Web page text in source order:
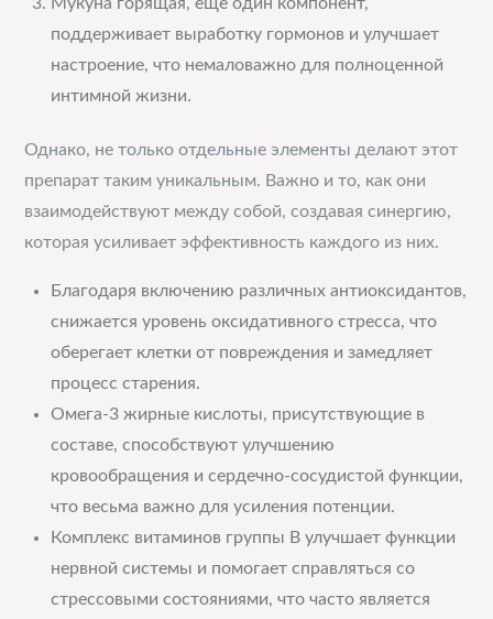
поддерживает выработку гормонов и улучшает
настроение, что немаловажно для полноценной
интимной жизни.
Однако, не только отдельные элементы делают этот
препарат таким уникальным. Важно и то, как они
взаимодействуют между собой, создавая синергию,
которая усиливает эффективность каждого из них.
Благодаря включению различных антиоксидантов,
снижается уровень оксидативного стресса, что
оберегает клетки от повреждения и замедляет
процесс старения.
Омега-3 жирные кислоты, присутствующие в
составе, способствуют улучшению
кровообращения и сердечно-сосудистой функции,
что весьма важно для усиления потенции.
Комплекс витаминов группы B улучшает функции
нервной системы и помогает справляться со
стрессовыми состояниями, что часто является